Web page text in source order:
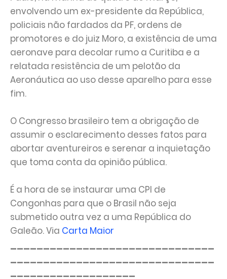
envolvendo um ex-presidente da República,
policiais não fardados da PF, ordens de
promotores e do juiz Moro, a existência de uma
aeronave para decolar rumo a Curitiba e a
relatada resistência de um pelotão da
Aeronáutica ao uso desse aparelho para esse
fim.
O Congresso brasileiro tem a obrigação de
assumir o esclarecimento desses fatos para
abortar aventureiros e serenar a inquietação
que toma conta da opinião pública.
É a hora de se instaurar uma CPI de
Congonhas para que o Brasil não seja
submetido outra vez a uma República do
Galeão. Via Carta Maior